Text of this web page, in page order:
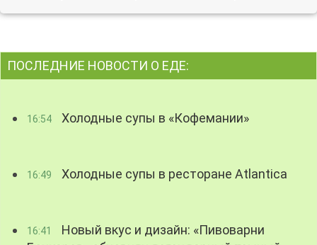
ПОСЛЕДНИЕ НОВОСТИ О ЕДЕ:
16:54 Холодные супы в «Кофемании»
16:49 Холодные супы в ресторане Atlantica
16:41
Новый вкус и дизайн: «Пивоварни